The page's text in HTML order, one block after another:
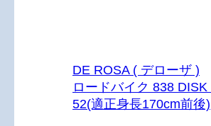
DE ROSA ( デローザ )
ロードバイク 838
52(適正身長170cm前後)